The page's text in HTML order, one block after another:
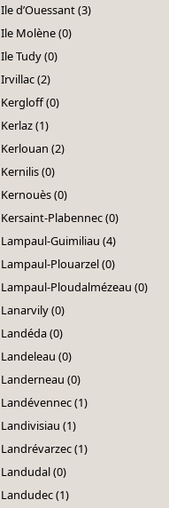
Ile d’Ouessant (3)
Ile Molène (0)
Ile Tudy (0)
Irvillac (2)
Kergloff (0)
Kerlaz (1)
Kerlouan (2)
Kernilis (0)
Kernouès (0)
Kersaint-Plabennec (0)
Lampaul-Guimiliau (4)
Lampaul-Plouarzel (0)
Lampaul-Ploudalmézeau (0)
Lanarvily (0)
Landéda (0)
Landeleau (0)
Landerneau (0)
Landévennec (1)
Landivisiau (1)
Landrévarzec (1)
Landudal (0)
Landudec (1)